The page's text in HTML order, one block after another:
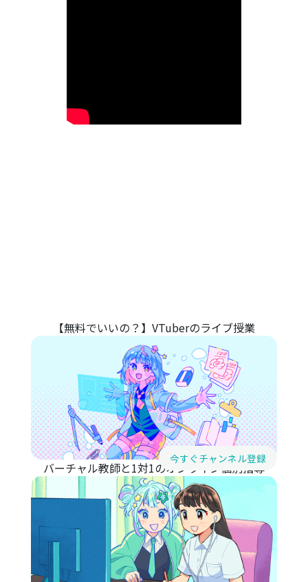
【無料でいいの？】VTuberのライブ授業
今すぐチャンネル登録
バーチャル教師と1対1のオンライン個別指導